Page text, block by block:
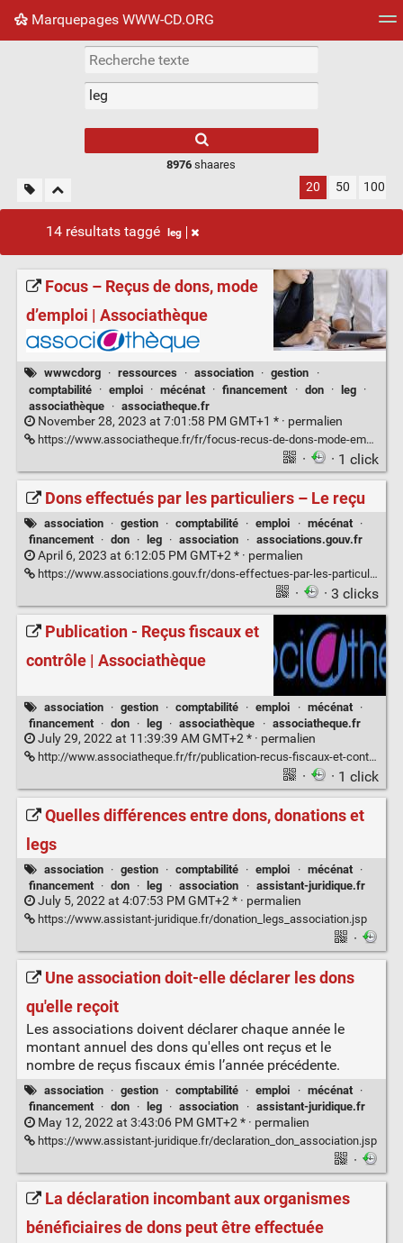
Marquepages WWW-CD.ORG
Nuage de tags Mur d'images
8976 shaares
20 50 100
14 résultats taggé leg
Focus – Reçus de dons, mode
d’emploi | Associathèque
wwwcdorg · ressources · association · gestion
·
comptabilité
· emploi · mécénat · financement · don · leg
·
associathèque
· associatheque.fr
November 28, 2023 at 7:01:58 PM GMT+1 * · permalien
https://www.associatheque.fr/fr/focus-recus-de-dons-mode-emploi.html
· · 1 click
Dons effectués par les particuliers – Le reçu
association · gestion · comptabilité · emploi · mécénat
·
financement
· don · leg · association · associations.gouv.fr
April 6, 2023 at 6:12:05 PM GMT+2 * · permalien
https://www.associations.gouv.fr/dons-effectues-par-les-particuliers-le-recu.html
· · 3 clicks
Publication - Reçus fiscaux et
contrôle | Associathèque
association · gestion · comptabilité · emploi · mécénat
·
financement
· don · leg · associathèque · associatheque.fr
July 29, 2022 at 11:39:39 AM GMT+2 * · permalien
http://www.associatheque.fr/fr/publication-recus-fiscaux-et-controle.html
· · 1 click
Quelles différences entre dons, donations et
legs
association · gestion · comptabilité · emploi · mécénat
·
financement
· don · leg · association · assistant-juridique.fr
July 5, 2022 at 4:07:53 PM GMT+2 * · permalien
https://www.assistant-juridique.fr/donation_legs_association.jsp
·
Une association doit-elle déclarer les dons
qu'elle reçoit
Les associations doivent déclarer chaque année le
montant annuel des dons qu'elles ont reçus et le
nombre de reçus fiscaux émis l’année précédente.
association · gestion · comptabilité · emploi · mécénat
·
financement
· don · leg · association · assistant-juridique.fr
May 12, 2022 at 3:43:06 PM GMT+2 * · permalien
https://www.assistant-juridique.fr/declaration_don_association.jsp
·
La déclaration incombant aux organismes
bénéficiaires de dons peut être effectuée